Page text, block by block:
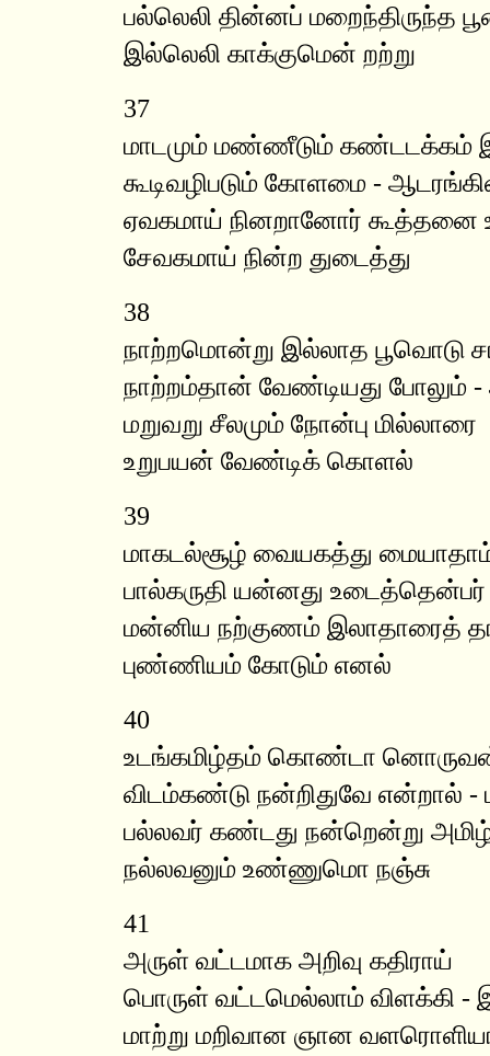
பல்லெலி தின்னப் மறைந்திருந்த
இல்லெலி காக்குமென் றற்று
37
மாடமும் மண்ணீடும் கண்டடக்கம்
கூடிவழிபடும் கோளமை -
ஏவகமாய் நினறானோர் கூத்தனை
சேவகமாய் நின்ற துடைத்து
38
நாற்றமொன்று இல்லாத பூவொடு
நாற்றம்தான் வேண்டியது போலும்
மறுவறு சீலமும் நோன்பு மில்லாரை
உறுபயன் வேண்டிக் கொளல்
39
மாகடல்சூழ் வையகத்து
பால்கருதி யன்னது உடைத்தென்பர்
மன்னிய நற்குணம் இலாதாரைத்
புண்ணியம் கோடும் எனல்
40
உடங்கமிழ்தம் கொண்டா னொருவன்
விடம்கண்டு நன்றிதுவே என்றால்
பல்லவர் கண்டது நன்றென்று
நல்லவனும் உண்ணுமொ நஞ்சு
41
அருள் வட்டமாக அறிவு கதிராய்
பொருள் வட்டமெல்லாம் விளக்கி -
மாற்று மறிவான ஞான